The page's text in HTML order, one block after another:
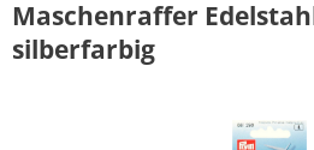
Maschenraffer
silberfarbig